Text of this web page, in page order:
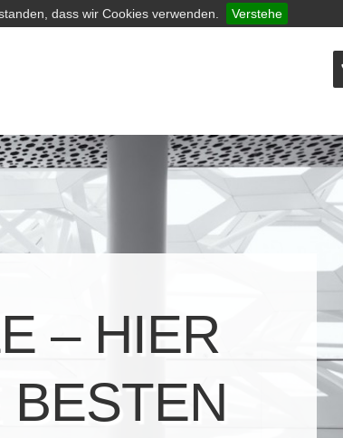
dass wir Cookies verwenden. Verstehe
– HIER